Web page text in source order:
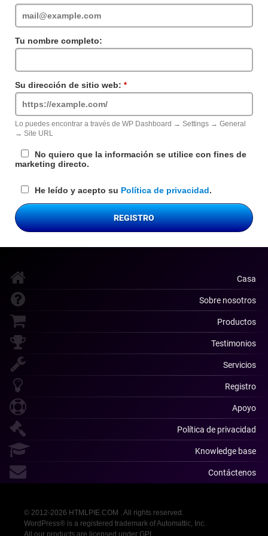
requerido
Tu nombre completo:
Su dirección de sitio web:
requerido
Lo puedes encontrar a través de WP Dashboard → Settings → General
→ Site URL
No quiero que la información se utilice con fines de
marketing directo.
He leído y acepto su Política de privacidad.
REGISTRO
Casa
Sobre nosotros
Productos
Testimonios
Servicios
Registro
Apoyo
Política de privacidad
Knowledge base
Contáctenos
© 2012-2026 HTMLPIE.COM . All rights reserved.
WordPress® is a registered trademark of Automattic, Inc.
All our products are licensed under GPL.